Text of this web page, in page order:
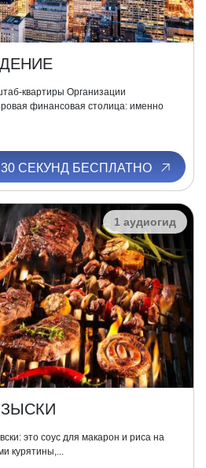
квартиры Организации
финансовая столица: именно
СЕКУНД БЕСПЛАТНО
1 аудиогид
это соус для макарон и риса на
курятины,...